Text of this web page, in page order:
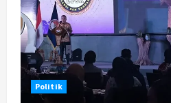
5
Peringatan
Yogyakarta
pada
Agustus 7, 2026
Politik